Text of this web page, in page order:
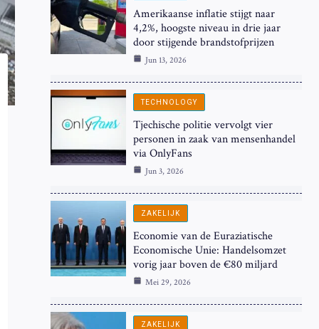
Amerikaanse inflatie stijgt naar
4,2%, hoogste niveau in drie jaar
door stijgende brandstofprijzen
Jun 13, 2026
TECHNOLOGY
Tjechische politie vervolgt vier
personen in zaak van mensenhandel
via OnlyFans
Jun 3, 2026
ZAKELIJK
Economie van de Euraziatische
Economische Unie: Handelsomzet
vorig jaar boven de €80 miljard
Mei 29, 2026
ZAKELIJK